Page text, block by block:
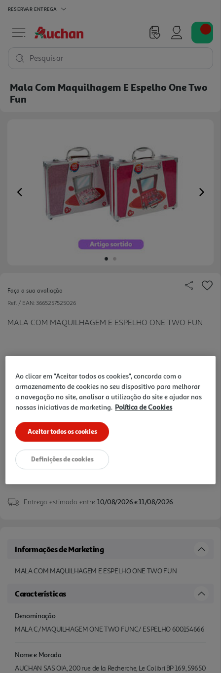
RESERVAR ENTREGA
Pesquisar
Mala Com Maquilhagem E Espelho One Two
Fun
Previous
Faça a sua avaliação
Ref. / EAN: 3665257525026
MALA COM MAQUILHAGEM E ESPELHO ONE TWO FUN
39,99 €
Notas de preparação
Entrega estimada entre 10/08/2026 e 11/08/2026
Informações de Marketing
MALA COM MAQUILHAGEM E ESPELHO ONE TWO FUN
Características
Denominação
MALA C/MAQUILHAGEM ONE TWO FUNC/ ESPELHO 600154666
Nome e Morada
AUCHAN SAS OIA, 200 rue de la Recherche, Le Colibri BP 169, 59650
Ao clicar em "Aceitar todos os cookies", concorda com o
armazenamento de cookies no seu dispositivo para melhorar
a navegação no site, analisar a utilização do site e ajudar nas
nossas iniciativas de marketing. Política de Cookies
Aceitar todos os cookies
Definições de cookies